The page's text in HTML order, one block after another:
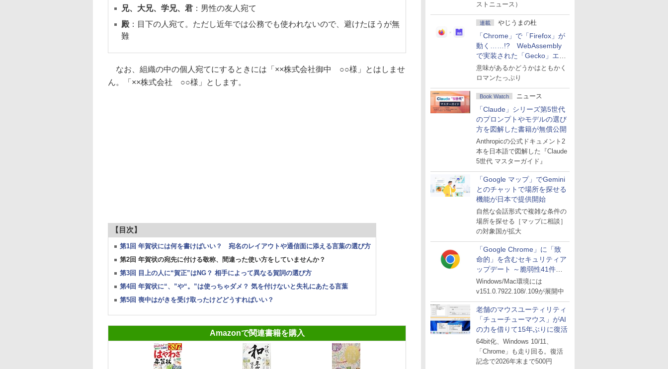
ストニュース）
連載 やじうまの杜
「Chrome」で「Firefox」が
動く……!? WebAssembly
で実装された「Gecko」エン
ジン
意味があるかどうかはともかく
ロマンたっぷり
Book Watch ニュース
「Claude」シリーズ第5世代
のプロンプトやモデルの選び
方を図解した書籍が無償公開
Anthropicの公式ドキュメント2
本を日本語で図解した『Claude
5世代 マスターガイド』
「Google マップ」でGemini
とのチャットで場所を探せる
機能が日本で提供開始
自然な会話形式で複雑な条件の
場所を探せる［マップに相談］
の対象国が拡大
「Google Chrome」に「致
命的」を含むセキュリティア
ップデート ～脆弱性41件に
対処
Windows/Mac環境には
v151.0.7922.108/.109が展開中
老舗のマウスユーティリティ
「チューチューマウス」がAI
の力を借りて15年ぶりに復活
64bit化、Windows 10/11、
「Chrome」も走り回る。復活
記念で2026年末まで500円
兄、大兄、学兄、君 ：男性の友人宛て
殿：目下の人宛て。ただし近年では公務でも使われないので、避けたほうが無
難
なお、組織の中の個人宛てにするときには「××株式会社御中 ○○様」とはしませ
ん。「××株式会社 ○○様」とします。
【目次】
第1回 年賀状には何を書けばいい？ 宛名のレイアウトや通信面に添える言葉の選び方
第2回 年賀状の宛先に付ける敬称、間違った使い方をしていませんか？
第3回 目上の人に“賀正”はNG？ 相手によって異なる賀詞の選び方
第4回 年賀状に“、”や“。”は使っちゃダメ？ 気を付けないと失礼にあたる言葉
第5回 喪中はがきを受け取ったけどどうすればいい？
Amazonで関連書籍を購入